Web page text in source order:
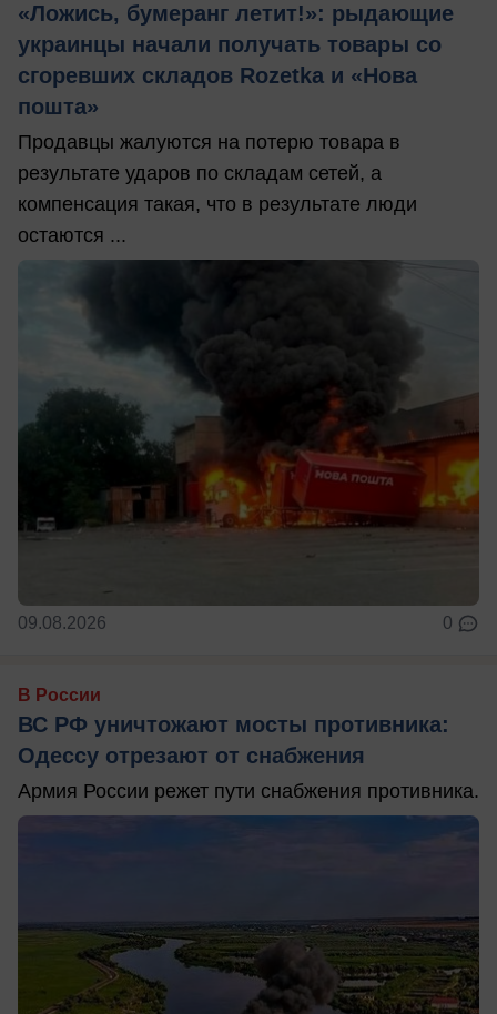
«Ложись, бумеранг летит!»: рыдающие
украинцы начали получать товары со
сгоревших складов Rozetka и «Нова
пошта»
Продавцы жалуются на потерю товара в
результате ударов по складам сетей, а
компенсация такая, что в результате люди
остаются ...
09.08.2026 0
В России
ВС РФ уничтожают мосты противника:
Одессу отрезают от снабжения
Армия России режет пути снабжения противника.